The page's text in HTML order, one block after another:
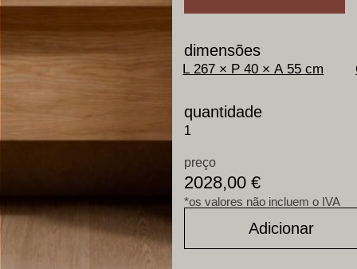
dimensões
quantidade
preço
2028,00€
*os valores não incluem o IVA
Adicionar